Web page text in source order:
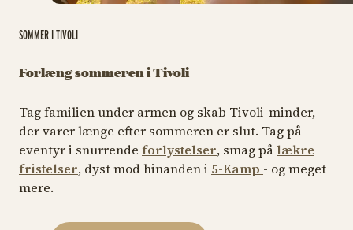
Forlæng sommeren i Tivoli
SOMMER I TIVOLI
Tag familien under armen og skab Tivoli-minder,
der varer længe efter sommeren er slut. Tag på
eventyr i snurrende forlystelser, smag på lækre
fristelser, dyst mod hinanden i 5-Kamp - og meget
mere.